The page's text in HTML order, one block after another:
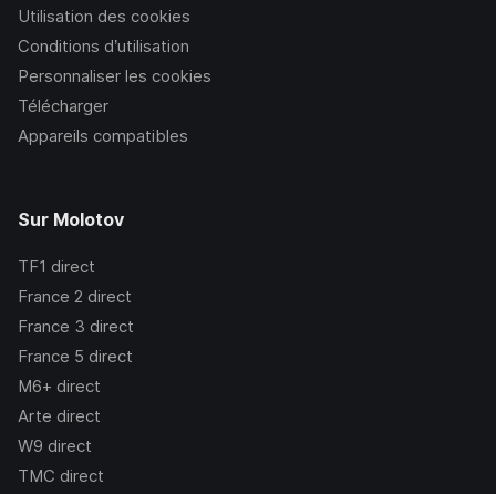
Utilisation des cookies
Conditions d’utilisation
Personnaliser les cookies
Télécharger
Appareils compatibles
Sur Molotov
TF1 direct
France 2 direct
France 3 direct
France 5 direct
M6+ direct
Arte direct
W9 direct
TMC direct